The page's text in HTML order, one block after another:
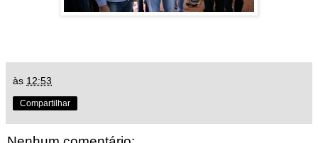
às 12:53
Compartilhar